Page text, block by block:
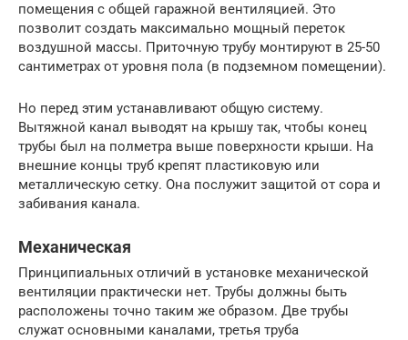
помещения с общей гаражной вентиляцией. Это
позволит создать максимально мощный переток
воздушной массы. Приточную трубу монтируют в 25-50
сантиметрах от уровня пола (в подземном помещении).
Но перед этим устанавливают общую систему.
Вытяжной канал выводят на крышу так, чтобы конец
трубы был на полметра выше поверхности крыши. На
внешние концы труб крепят пластиковую или
металлическую сетку. Она послужит защитой от сора и
забивания канала.
Механическая
Принципиальных отличий в установке механической
вентиляции практически нет. Трубы должны быть
расположены точно таким же образом. Две трубы
служат основными каналами, третья труба